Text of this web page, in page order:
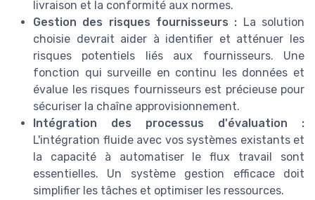
livraison et la conformité aux normes.
Gestion des risques fournisseurs : La solution
choisie devrait aider à identifier et atténuer les
risques potentiels liés aux fournisseurs. Une
fonction qui surveille en continu les données et
évalue les risques fournisseurs est précieuse pour
sécuriser la chaîne approvisionnement.
Intégration des processus d'évaluation :
L'intégration fluide avec vos systèmes existants et
la capacité à automatiser le flux travail sont
essentielles. Un système gestion efficace doit
simplifier les tâches et optimiser les ressources.